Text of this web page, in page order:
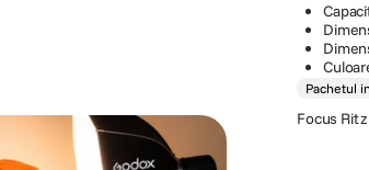
Pachetul
Focus